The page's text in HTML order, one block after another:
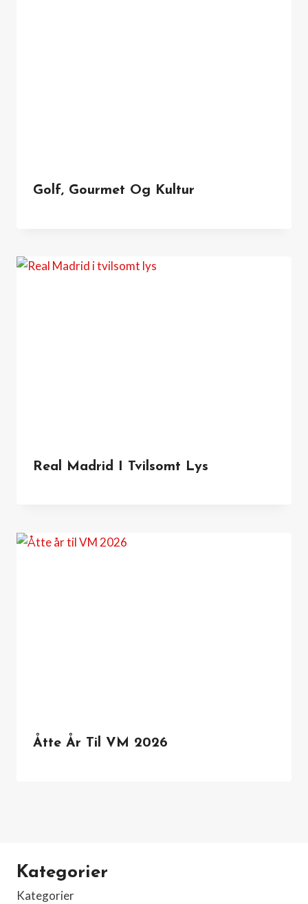
Golf, Gourmet Og Kultur
Real Madrid I Tvilsomt Lys
Åtte År Til VM 2026
Kategorier
Kategorier